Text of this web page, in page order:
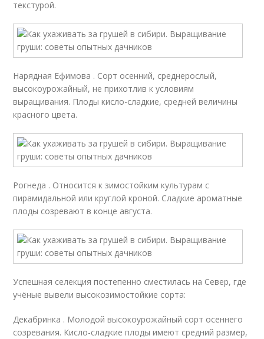
текстурой.
Нарядная Ефимова . Сорт осенний, среднерослый,
высокоурожайный, не прихотлив к условиям
выращивания. Плоды кисло-сладкие, средней величины
красного цвета.
Рогнеда . Относится к зимостойким культурам с
пирамидальной или круглой кроной. Сладкие ароматные
плоды созревают в конце августа.
Успешная селекция постепенно сместилась на Север, где
учёные вывели высокозимостойкие сорта:
Декабринка . Молодой высокоурожайный сорт осеннего
созревания. Кисло-сладкие плоды имеют средний размер,